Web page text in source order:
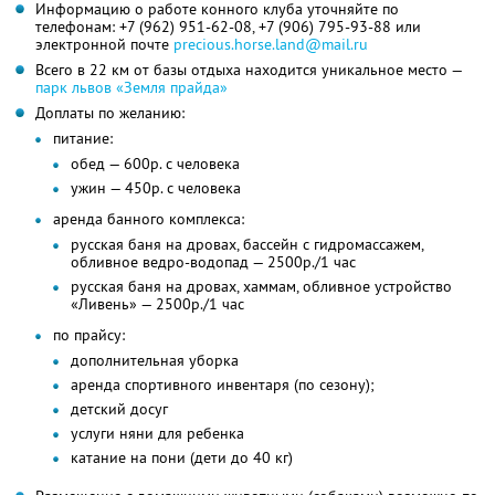
Информацию о работе конного клуба уточняйте по
телефонам: +7 (962) 951-62-08, +7 (906) 795-93-88 или
электронной почте precious.horse.land@mail.ru
Всего в 22 км от базы отдыха находится уникальное место —
парк львов «Земля прайда»
Доплаты по желанию:
питание:
обед — 600р. с человека
ужин — 450р. с человека
аренда банного комплекса:
русская баня на дровах, бассейн с гидромассажем,
обливное ведро-водопад — 2500р./1 час
русская баня на дровах, хаммам, обливное устройство
«Ливень» — 2500р./1 час
по прайсу:
дополнительная уборка
аренда спортивного инвентаря (по сезону);
детский досуг
услуги няни для ребенка
катание на пони (дети до 40 кг)